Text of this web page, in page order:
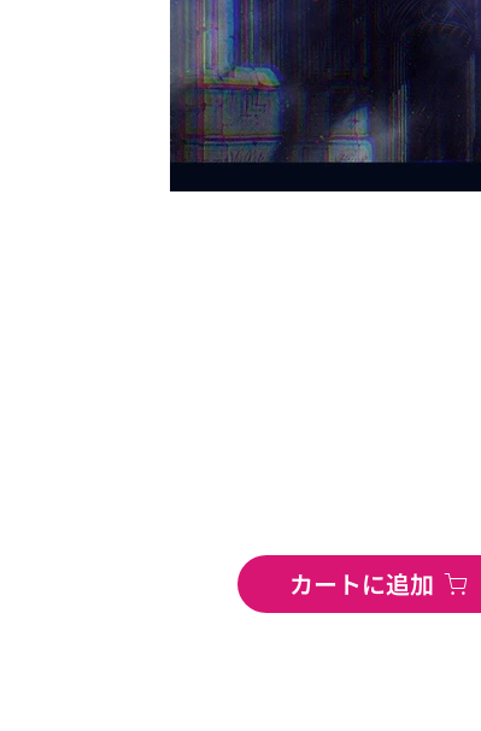
カートに追加